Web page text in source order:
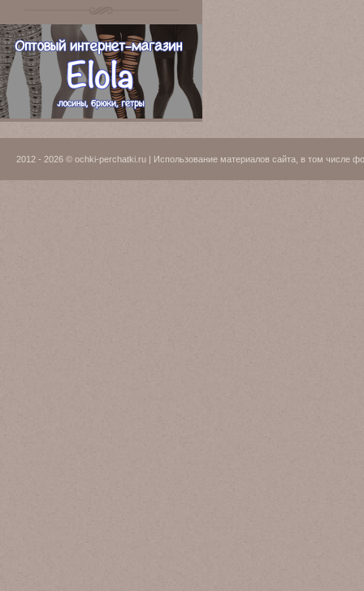
2012 - 2026 © ochki-perchatki.ru | Использование материалов сайта, в том числе